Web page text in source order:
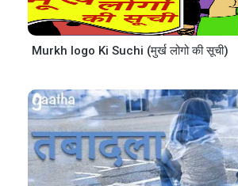
Murkh logo Ki Suchi (मुर्ख लोगो की सूची)